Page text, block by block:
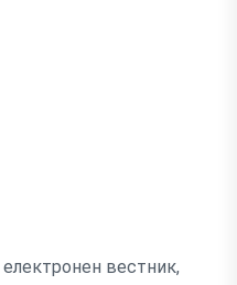
вестник,